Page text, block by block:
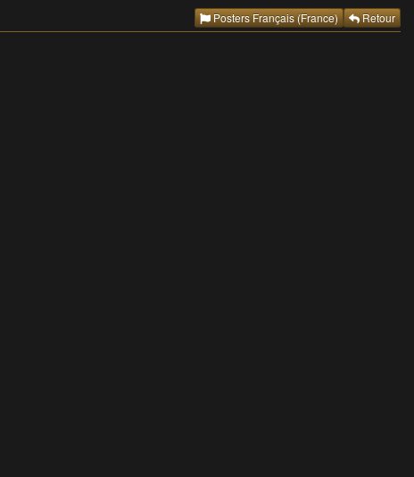
Retour
Posters Français (France)